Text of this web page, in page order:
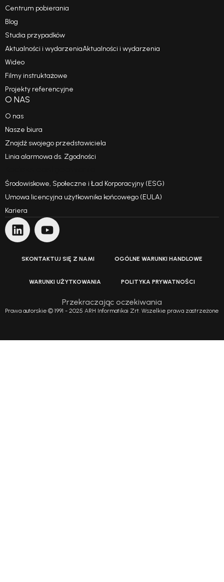
Centrum pobierania
Blog
Studia przypadków
Aktualności i wydarzeniaAktualności i wydarzenia
Wideo
Filmy instruktażowe
Projekty referencyjne
O NAS
O nas
Nasze biura
Znajdź swojego przedstawiciela
Linia alarmowa ds. Zgodności
Środowiskowe, Społeczne i Ład Korporacyjny (ESG)
Umowa licencyjna użytkownika końcowego (EULA)
Kariera
SKONTAKTUJ SIĘ Z NAMI OGÓLNE WARUNKI HANDLOWE
WARUNKI UŻYTKOWANIA POLITYKA PRYWATNOŚCI
Przekraczając oczekiwania
Prawa autorskie © 1991 - 2025 ARH Informatikai Zrt. Wszelkie prawa zastrzeżone